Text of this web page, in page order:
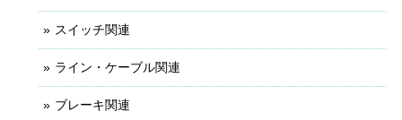
スイッチ関連
ライン・ケーブル関連
ブレーキ関連